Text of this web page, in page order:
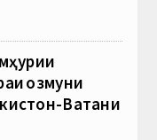
озмуни
Ватани